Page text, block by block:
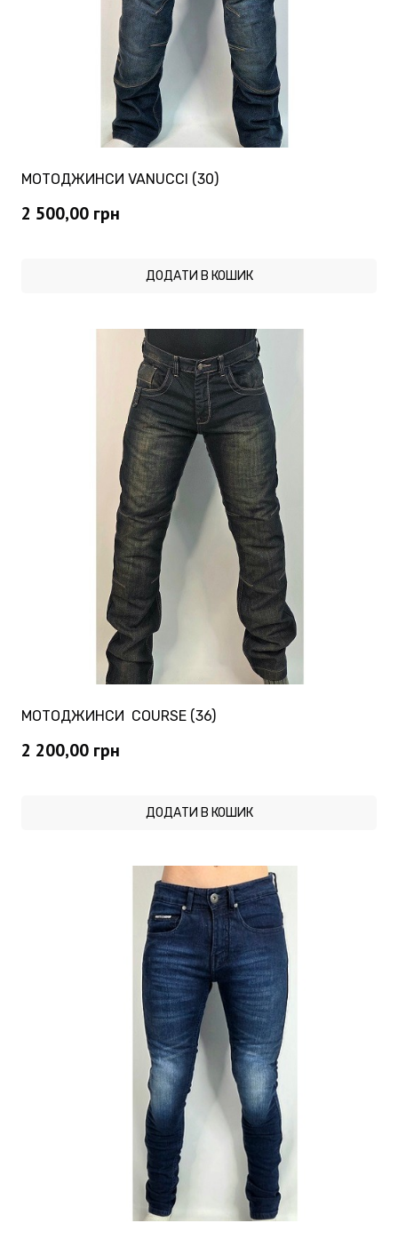
МОТОДЖИНСИ VANUCCI (30)
2 500,00 грн
ДОДАТИ В КОШИК
МОТОДЖИНСИ COURSE (36)
2 200,00 грн
ДОДАТИ В КОШИК